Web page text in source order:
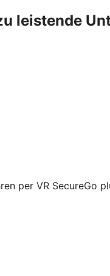
leistende
per VR SecureGo